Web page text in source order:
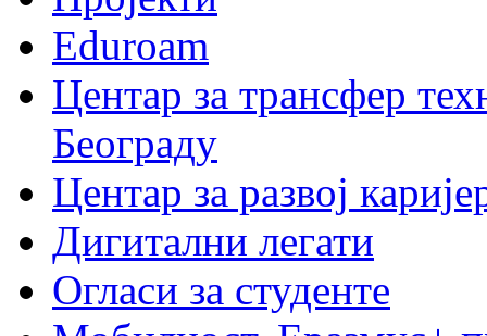
Eduroam
Центар за трансфер
Београду
Центар за развој
Дигитални легати
Огласи за студенте